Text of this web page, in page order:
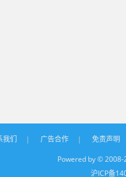
我们 | 广告合作 | 免责声明
Powered by © 2008-
沪ICP备